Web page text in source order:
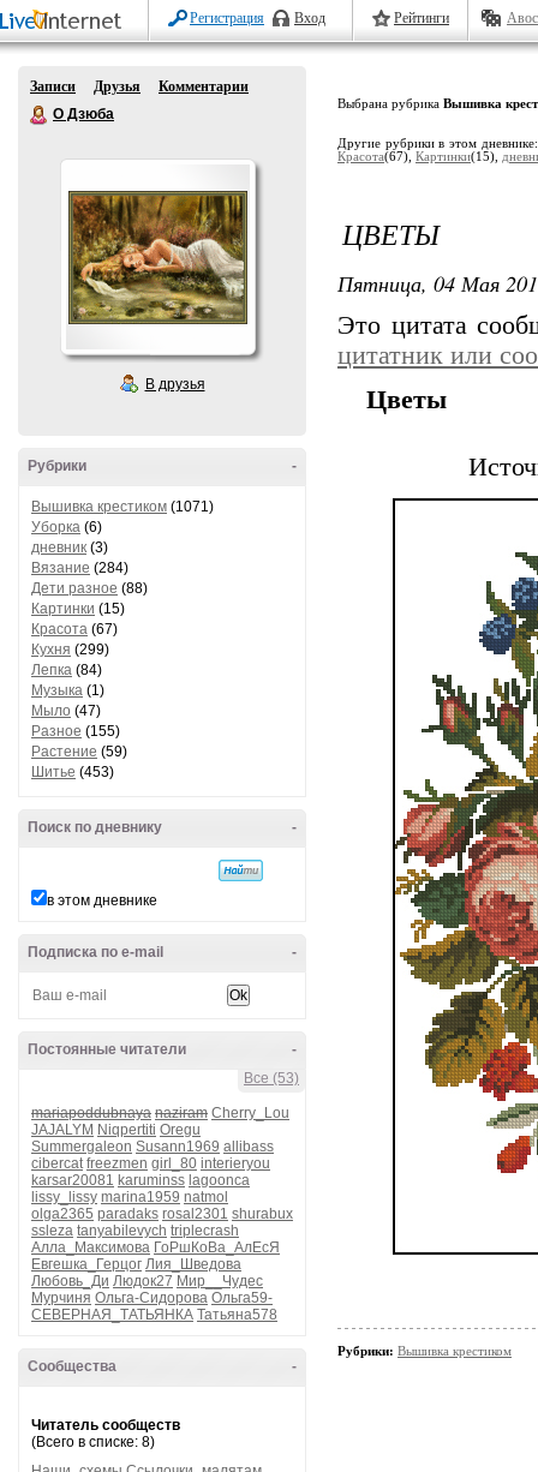
Регистрация Вход Рейтинги
Записи Друзья
Комментарии
О Дзюба
В друзья
-
Рубрики
Вышивка крестиком (1071)
Уборка (6)
дневник (3)
Вязание (284)
Дети разное (88)
Картинки (15)
Красота (67)
Кухня (299)
Лепка (84)
Музыка (1)
Мыло (47)
Разное (155)
Растение (59)
Шитье (453)
-
Поиск по дневнику
в этом дневнике
-
Подписка по e-mail
-
Постоянные читатели
Все (53)
mariapoddubnaya naziram Cherry_Lou
JAJALYM Niqpertiti Oregu
Summergaleon Susann1969 allibass
cibercat freezmen girl_80 interieryou
karsar20081 karuminss lagoonca
lissy_lissy marina1959 natmol
olga2365 paradaks rosal2301 shurabux
ssleza tanyabilevych triplecrash
Алла_Максимова ГоРшКоВа_АлЕсЯ
Евгешка_Герцог Лия_Шведова
Любовь_Ди Людок27 Мир__Чудес
Мурчиня Ольга-Сидорова Ольга59-
СЕВЕРНАЯ_ТАТЬЯНКА Татьяна578
-
Сообщества
Читатель сообществ
(Всего в списке: 8)
Выбрана рубрика Вышивка
Другие рубрики в этом
Красота(67), Картинки(15),
ЦВЕТЫ
Пятница, 04 Мая
Это цитата
цитатник или
Цветы
Рубрики: Вышивка крестиком